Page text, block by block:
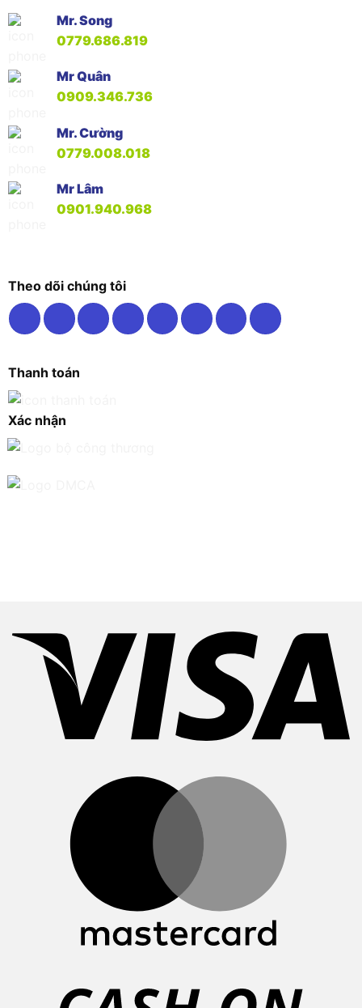
Mr. Song
0779.686.819
Mr Quân
0909.346.736
Mr. Cường
0779.008.018
Mr Lâm
0901.940.968
Theo dõi chúng tôi
Thanh toán
Xác nhận